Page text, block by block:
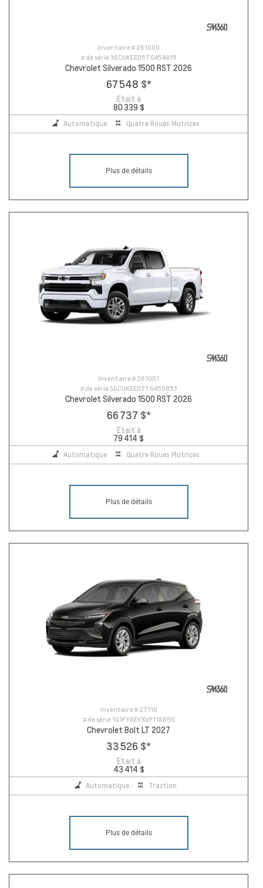
Inventaire # 261000
# de série3GCUKEED5TG454815
Chevrolet Silverado 1500 RST 2026
67 548 $*
Etait à
80 339 $
Automatique Quatre Roues Motrices
Plus de détails
Inventaire # 261001
# de série3GCUKEED7TG455853
Chevrolet Silverado 1500 RST 2026
66 737 $*
Etait à
79 414 $
Automatique Quatre Roues Motrices
Plus de détails
Inventaire # 27110
# de série 1G1FY6EVXVF118855
Chevrolet Bolt LT 2027
33 526 $*
Etait à
43 414 $
Automatique Traction
Plus de détails